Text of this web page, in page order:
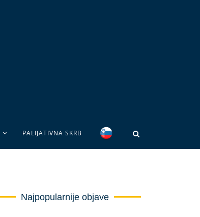
PALIJATIVNA SKRB
Najpopularnije objave